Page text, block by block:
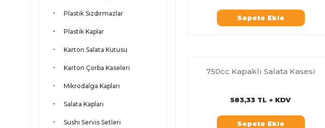
Plastik Sızdırmazlar
Plastik Kaplar
Karton Salata Kutusu
Karton Çorba Kaseleri
Mikrodalga Kapları
Salata Kapları
Sushı Servis Setleri
Sepete Ekle
750cc Kapaklı Salata Kasesi
583,33 TL + KDV
Sepete Ekle